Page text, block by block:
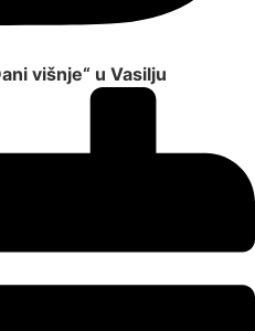
višnje“ u Vasilju